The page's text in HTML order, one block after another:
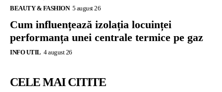
BEAUTY & FASHION 5 august 26
Cum influențează izolația locuinței
performanța unei centrale termice pe gaz
INFO UTIL 4 august 26
CELE MAI CITITE